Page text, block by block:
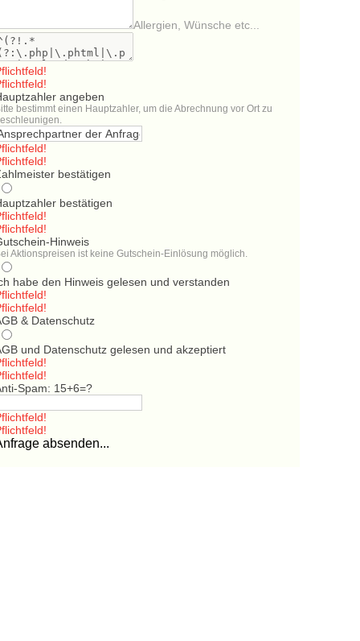
Allergien, Wünsche etc...
angeben
bestimmt einen Hauptzahler, um die Abrechnung vor Ort zu
bestätigen
bestätigen
Hinweis
Aktionspreisen ist keine Gutschein-Einlösung möglich.
habe den Hinweis gelesen und verstanden
& Datenschutz
und Datenschutz gelesen und akzeptiert
Spam: 15+6=?
absenden...